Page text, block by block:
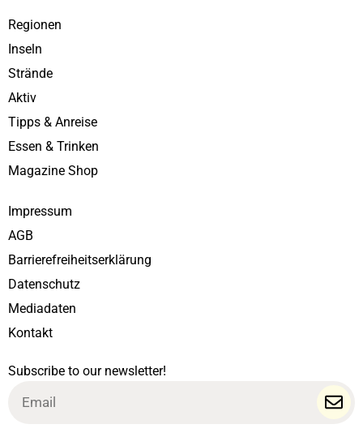
Regionen
Inseln
Strände
Aktiv
Tipps & Anreise
Essen & Trinken
Magazine Shop
Impressum
AGB
Barrierefreiheitserklärung
Datenschutz
Mediadaten
Kontakt
Subscribe to our newsletter!